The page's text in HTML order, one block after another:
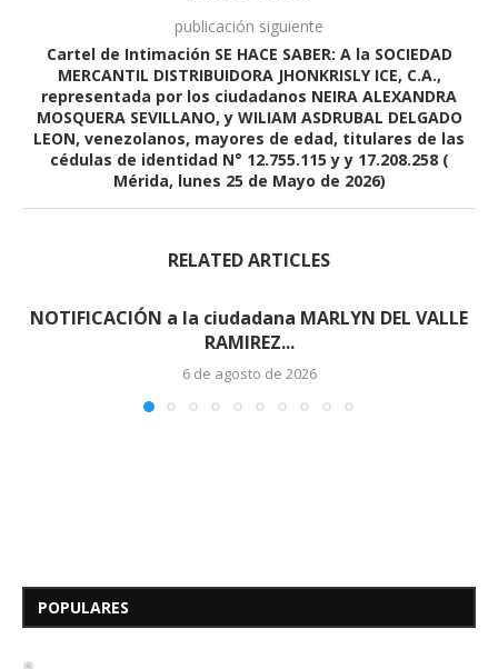
publicación siguiente
Cartel de Intimación SE HACE SABER: A la SOCIEDAD
MERCANTIL DISTRIBUIDORA JHONKRISLY ICE, C.A.,
representada por los ciudadanos NEIRA ALEXANDRA
MOSQUERA SEVILLANO, y WILIAM ASDRUBAL DELGADO
LEON, venezolanos, mayores de edad, titulares de las
cédulas de identidad N° 12.755.115 y y 17.208.258 (
Mérida, lunes 25 de Mayo de 2026)
RELATED ARTICLES
NOTIFICACIÓN a la ciudadana MARLYN DEL VALLE
RAMIREZ...
6 de agosto de 2026
POPULARESDesconocidos del...